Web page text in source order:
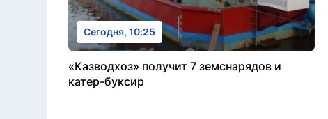
Сегодня, 10:25
«Казводхоз» получит 7 земснарядов и
катер-буксир